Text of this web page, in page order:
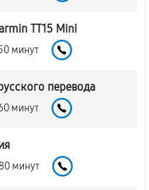
TT15 Mini
минут
перевода
минут
минут